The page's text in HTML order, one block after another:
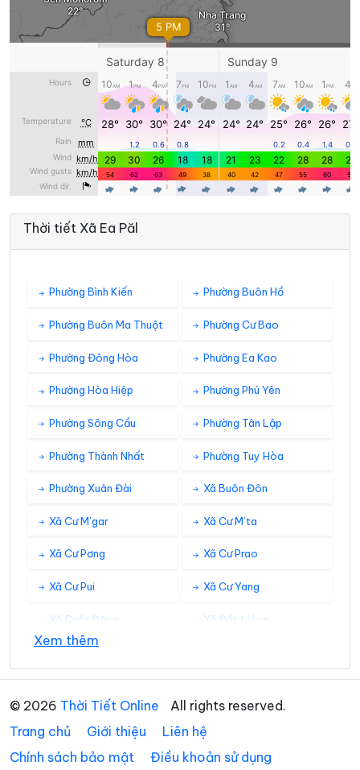
Thời tiết Xã Ea Păl
Phường Bình Kiến Phường Buôn Hồ
Phường Buôn Ma Thuột Phường Cư Bao
Phường Đông Hòa Phường Ea Kao
Phường Hòa Hiệp Phường Phú Yên
Phường Sông Cầu Phường Tân Lập
Phường Thành Nhất Phường Tuy Hòa
Phường Xuân Đài Xã Buôn Đôn
Xã Cư M’gar Xã Cư M’ta
Xã Cư Pơng Xã Cư Prao
Xã Cư Pui Xã Cư Yang
Xã Cuôr Đăng Xã Đắk Liêng
Xã Đức Bình
Xã Dur Kmăl Xã Ea Bá
Xem thêm
© 2026 Thời Tiết Online
All rights reserved.
Trang chủ
Giới thiệu
Liên hệ
Chính sách bảo mật
Điều khoản sử dụng